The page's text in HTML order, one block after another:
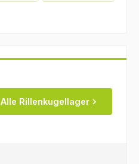
Alle Rillenkugellager